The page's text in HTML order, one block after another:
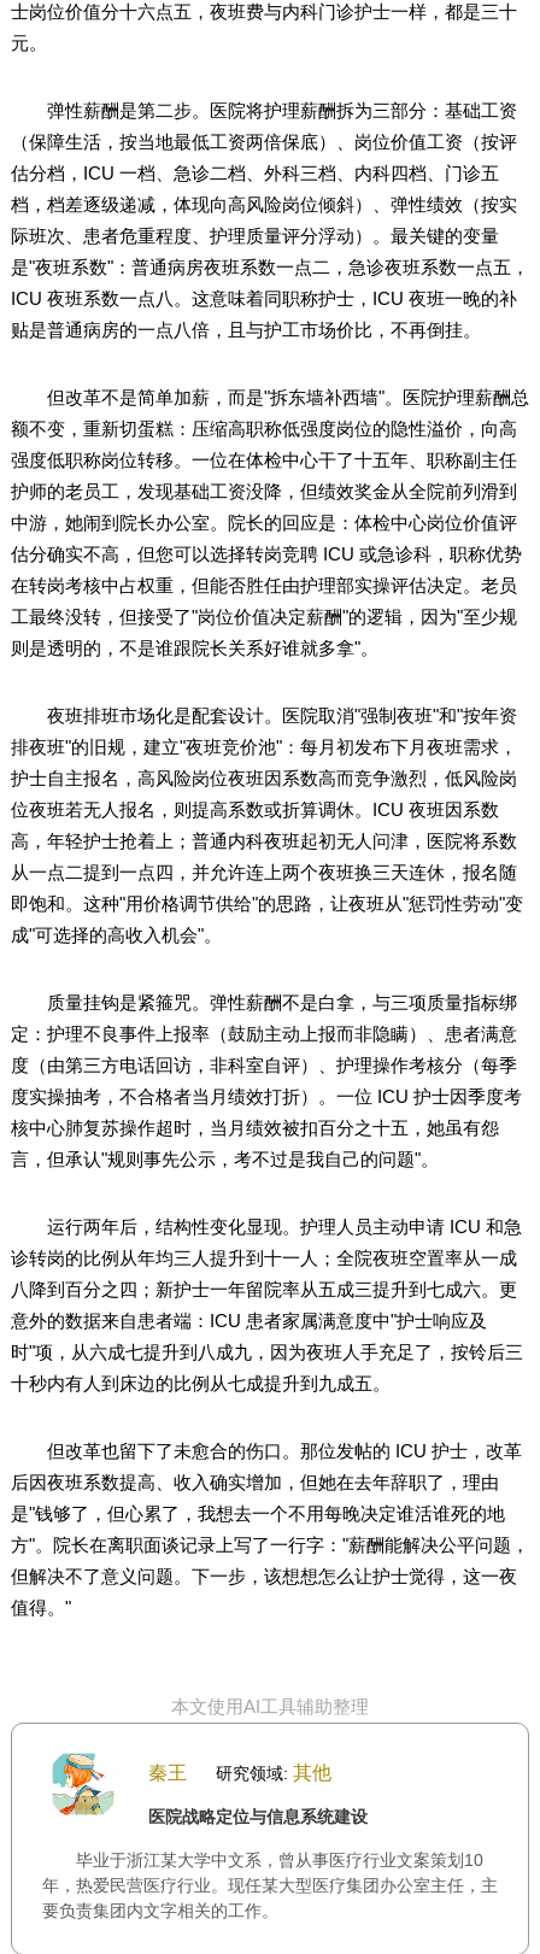
士岗位价值分十六点五，夜班费与内科门诊护士一样，都是三十
元。
弹性薪酬是第二步。医院将护理薪酬拆为三部分：基础工资
（保障生活，按当地最低工资两倍保底）、岗位价值工资（按评
估分档，ICU 一档、急诊二档、外科三档、内科四档、门诊五
档，档差逐级递减，体现向高风险岗位倾斜）、弹性绩效（按实
际班次、患者危重程度、护理质量评分浮动）。最关键的变量
是"夜班系数"：普通病房夜班系数一点二，急诊夜班系数一点五，
ICU 夜班系数一点八。这意味着同职称护士，ICU 夜班一晚的补
贴是普通病房的一点八倍，且与护工市场价比，不再倒挂。
但改革不是简单加薪，而是"拆东墙补西墙"。医院护理薪酬总
额不变，重新切蛋糕：压缩高职称低强度岗位的隐性溢价，向高
强度低职称岗位转移。一位在体检中心干了十五年、职称副主任
护师的老员工，发现基础工资没降，但绩效奖金从全院前列滑到
中游，她闹到院长办公室。院长的回应是：体检中心岗位价值评
估分确实不高，但您可以选择转岗竞聘 ICU 或急诊科，职称优势
在转岗考核中占权重，但能否胜任由护理部实操评估决定。老员
工最终没转，但接受了"岗位价值决定薪酬"的逻辑，因为"至少规
则是透明的，不是谁跟院长关系好谁就多拿"。
夜班排班市场化是配套设计。医院取消"强制夜班"和"按年资
排夜班"的旧规，建立"夜班竞价池"：每月初发布下月夜班需求，
护士自主报名，高风险岗位夜班因系数高而竞争激烈，低风险岗
位夜班若无人报名，则提高系数或折算调休。ICU 夜班因系数
高，年轻护士抢着上；普通内科夜班起初无人问津，医院将系数
从一点二提到一点四，并允许连上两个夜班换三天连休，报名随
即饱和。这种"用价格调节供给"的思路，让夜班从"惩罚性劳动"变
成"可选择的高收入机会"。
质量挂钩是紧箍咒。弹性薪酬不是白拿，与三项质量指标绑
定：护理不良事件上报率（鼓励主动上报而非隐瞒）、患者满意
度（由第三方电话回访，非科室自评）、护理操作考核分（每季
度实操抽考，不合格者当月绩效打折）。一位 ICU 护士因季度考
核中心肺复苏操作超时，当月绩效被扣百分之十五，她虽有怨
言，但承认"规则事先公示，考不过是我自己的问题"。
运行两年后，结构性变化显现。护理人员主动申请 ICU 和急
诊转岗的比例从年均三人提升到十一人；全院夜班空置率从一成
八降到百分之四；新护士一年留院率从五成三提升到七成六。更
意外的数据来自患者端：ICU 患者家属满意度中"护士响应及
时"项，从六成七提升到八成九，因为夜班人手充足了，按铃后三
十秒内有人到床边的比例从七成提升到九成五。
但改革也留下了未愈合的伤口。那位发帖的 ICU 护士，改革
后因夜班系数提高、收入确实增加，但她在去年辞职了，理由
是"钱够了，但心累了，我想去一个不用每晚决定谁活谁死的地
方"。院长在离职面谈记录上写了一行字："薪酬能解决公平问题，
但解决不了意义问题。下一步，该想想怎么让护士觉得，这一夜
值得。"
本文使用AI工具辅助整理
秦王 研究领域: 其他
医院战略定位与信息系统建设
毕业于浙江某大学中文系，曾从事医疗行业文案策划10
年，热爱民营医疗行业。现任某大型医疗集团办公室主任，主
要负责集团内文字相关的工作。